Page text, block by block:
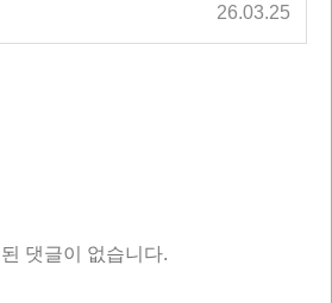
26.03.25
댓글이 없습니다.